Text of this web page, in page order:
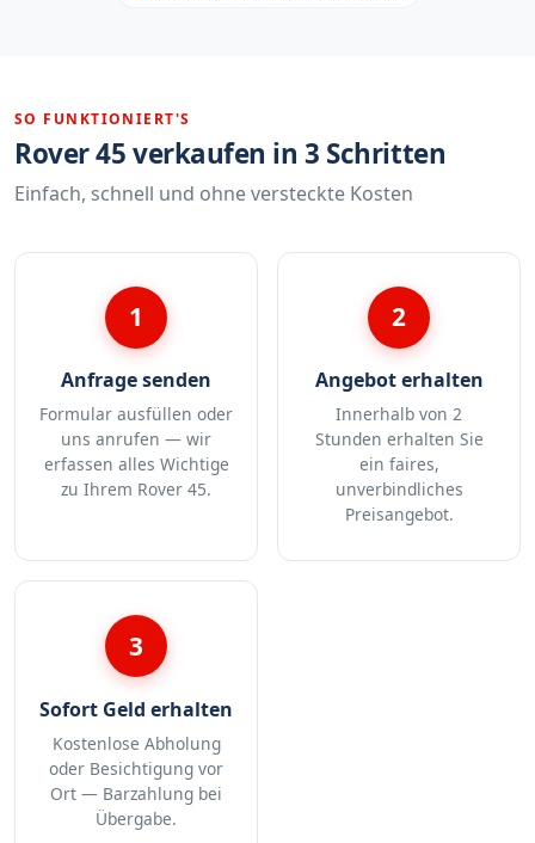
SO FUNKTIONIERT'S
Rover 45 verkaufen in 3 Schritten
Einfach, schnell und ohne versteckte Kosten
1
Anfrage senden
Formular ausfüllen oder
uns anrufen — wir
erfassen alles Wichtige
zu Ihrem Rover 45.
2
Angebot erhalten
Innerhalb von 2
Stunden erhalten Sie
ein faires,
unverbindliches
Preisangebot.
3
Sofort Geld erhalten
Kostenlose Abholung
oder Besichtigung vor
Ort — Barzahlung bei
Übergabe.